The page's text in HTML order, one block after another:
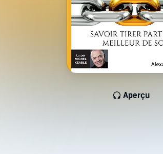
Aperçu